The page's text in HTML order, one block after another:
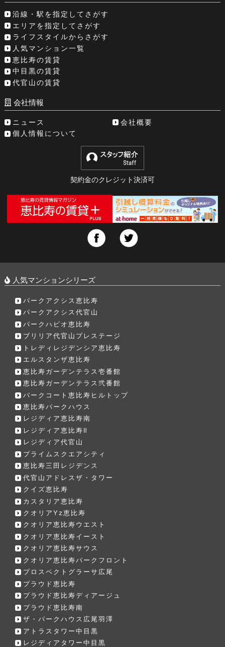
沿線・駅を指定してさがす
エリアを指定してさがす
ライフスタイルからさがす
人気マンション一覧
恵比寿の賃貸
中目黒の賃貸
代官山の賃貸
会社情報
ニュース
会社概要
個人情報について
契約金のクレジット決済可
人気マンションシリーズ
パークアクシス恵比寿
パークアクシス代官山
パークハビオ恵比寿
ブリリア代官山プレステージ
トレディレジデンシア恵比寿
エルスタンザ恵比寿
恵比寿ガーデンテラス壱番館
恵比寿ガーデンテラス弐番館
パークコート恵比寿ヒルトップ
恵比寿パークハウス
レジディア恵比寿南
レジディア恵比寿Ⅱ
レジディア代官山
プライムスクエアシティ
恵比寿三田レジデンス
代官山アドレスザ・タワー
クイズ恵比寿
カスタリア恵比寿
クオリアYz恵比寿
クオリア恵比寿ウエスト
クオリア恵比寿イースト
クオリア恵比寿サウス
クオリア恵比寿パークフロント
プロスペクトグラーサ広尾
プラウド恵比寿
プラウド恵比寿ディアージュ
プラウド恵比寿南
ザ・パークハウス広尾羽澤
アトラスタワー中目黒
レジディアタワー中目黒